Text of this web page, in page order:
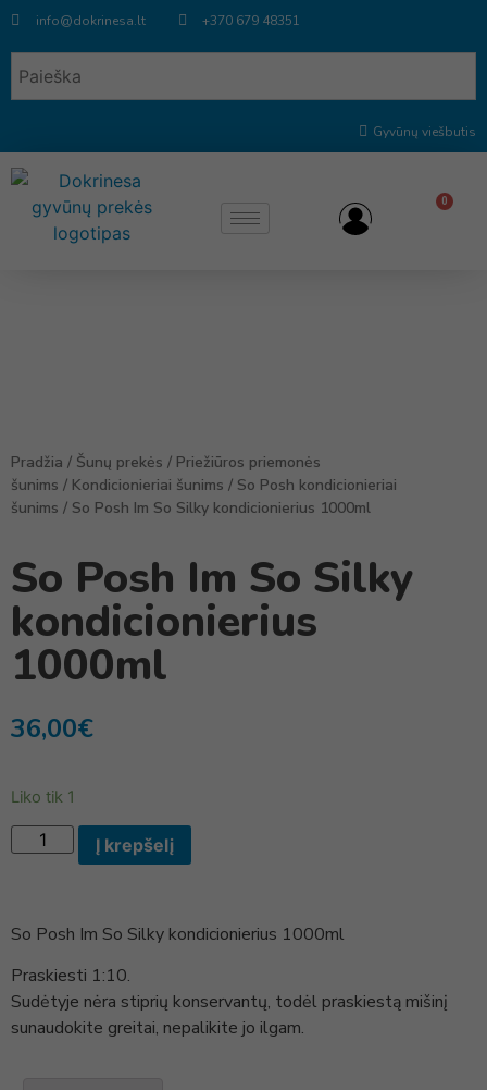
info@dokrinesa.lt +370 679 48351
Gyvūnų viešbutis
0
Pradžia / Šunų prekės / Priežiūros priemonės
šunims / Kondicionieriai šunims / So Posh kondicionieriai
šunims / So Posh Im So Silky kondicionierius 1000ml
So Posh Im So Silky
kondicionierius
1000ml
36,00€
Liko tik 1
Į krepšelį
So Posh Im So Silky kondicionierius 1000ml
Praskiesti 1:10.
Sudėtyje nėra stiprių konservantų, todėl praskiestą mišinį
sunaudokite greitai, nepalikite jo ilgam.